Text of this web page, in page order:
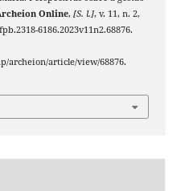
Online, [S. l.], v. 11, n. 2,
6186.2023v11n2.68876.
archeion/article/view/68876.